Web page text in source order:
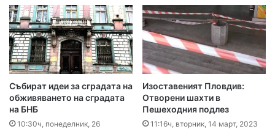
Събират идеи за сградата на
обживяването на сградата
на БНБ
10:30ч, понеделник, 26
Изоставеният Пловдив:
Отворени шахти в
Пешеходния подлез
11:16ч, вторник, 14 март, 2023